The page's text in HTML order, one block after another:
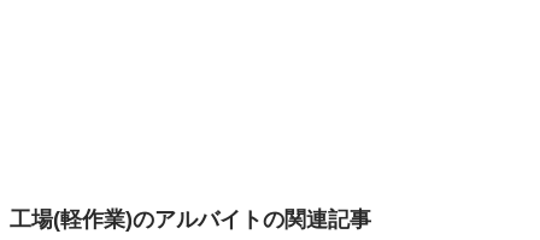
工場(軽作業)のアルバイトの関連記事